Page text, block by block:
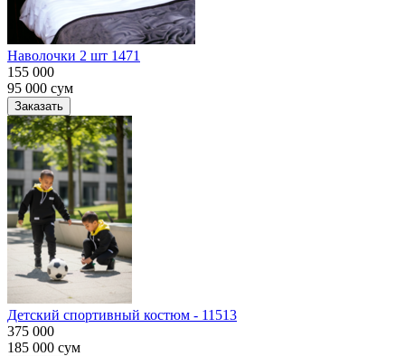
Наволочки 2 шт 1471
155 000
95 000 сум
Заказать
Детский спортивный костюм - 11513
375 000
185 000 сум